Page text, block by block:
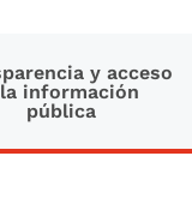
y acceso
información
pública